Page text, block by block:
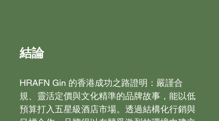
結論
HRAFN Gin 的香港成功之路證明：嚴謹合
規、靈活定價與文化精準的品牌故事，能以低
預算打入五星級酒店市場。透過結構化行銷與